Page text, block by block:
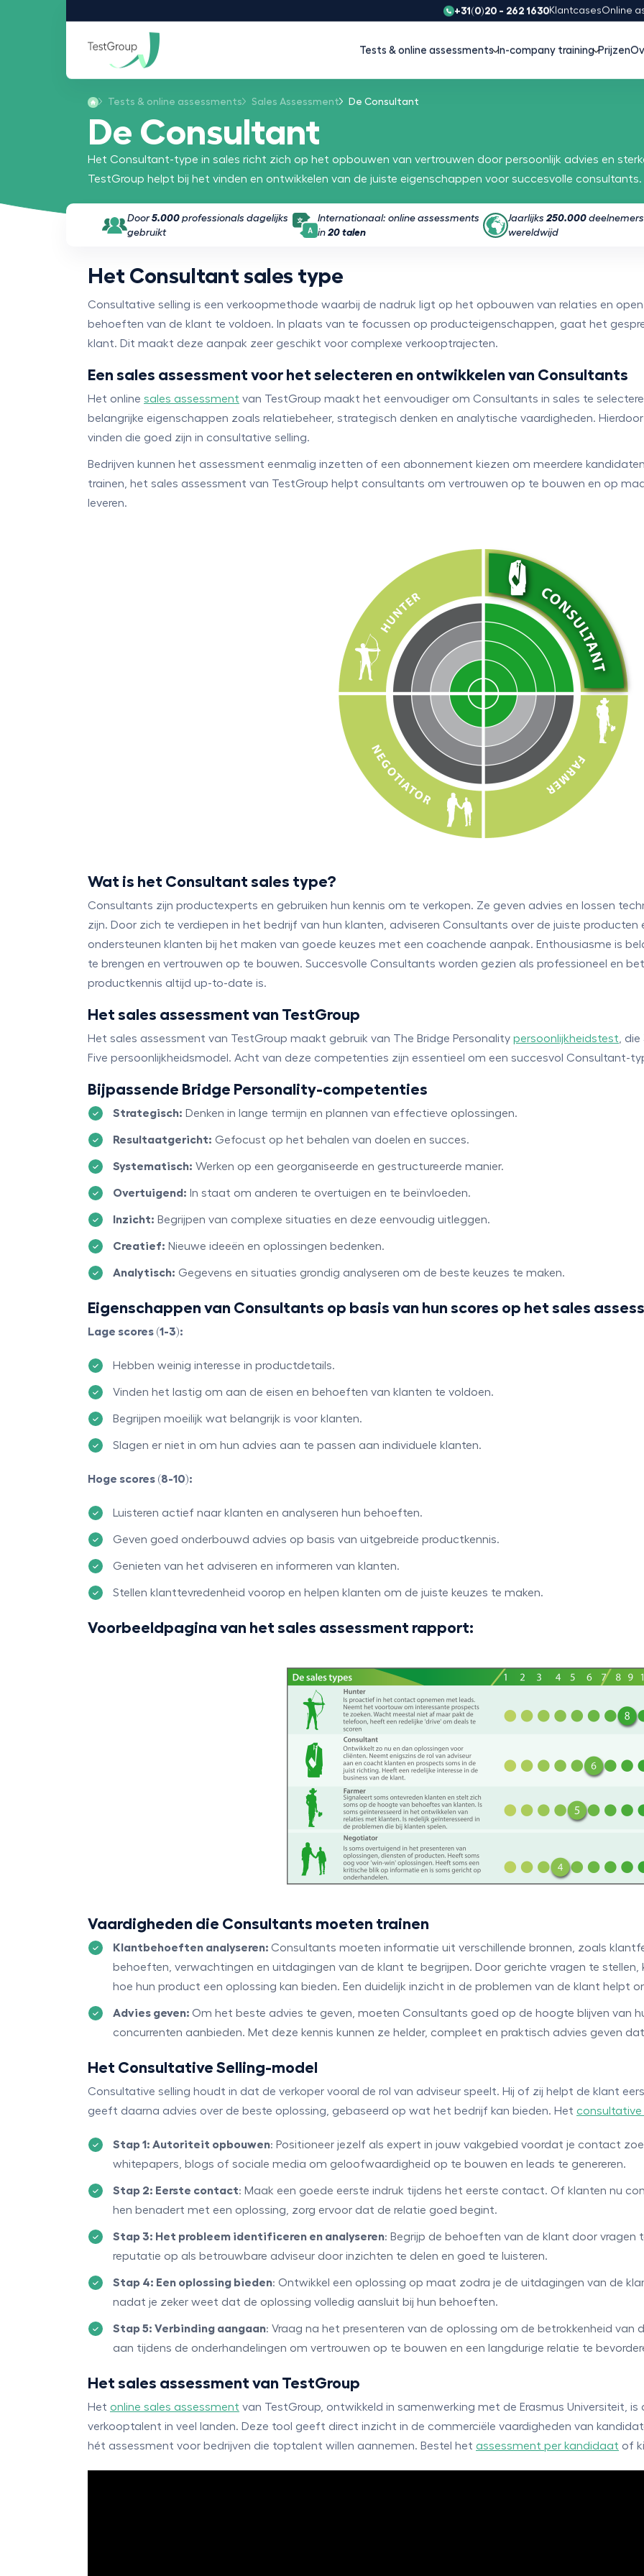
+31(0)20 - 262 1630KlantcasesOnline
Tests & online assessments In-company training Prijzen
Tests & online assessments Sales Assessment De Consultant
De Consultant
Het Consultant-type in sales richt zich op het opbouwen van vertrouwen door persoonlijk advies en
TestGroup helpt bij het vinden en ontwikkelen van de juiste eigenschappen voor succesvolle consultants.
Door5.000 professionals dagelijks
gebruikt
Internationaal: online assessments
in 20 talen
Jaarlijks 250.000 deelnemers
wereldwijd
Het Consultant sales type
Consultative selling is een verkoopmethode waarbij de nadruk ligt op het opbouwen van relaties en
behoeften van de klant te voldoen. In plaats van te focussen op producteigenschappen, gaat het
klant. Dit maakt deze aanpak zeer geschikt voor complexe verkooptrajecten.
Een sales assessment voor het selecteren en ontwikkelen van Consultants
Het online sales assessment van TestGroup maakt het eenvoudiger om Consultants in sales te
belangrijke eigenschappen zoals relatiebeheer, strategisch denken en analytische vaardigheden.
vinden die goed zijn in consultative selling.
Bedrijven kunnen het assessment eenmalig inzetten of een abonnement kiezen om meerdere
trainen, het sales assessment van TestGroup helpt consultants om vertrouwen op te bouwen en op
leveren.
Wat is het Consultant sales type?
Consultants zijn productexperts en gebruiken hun kennis om te verkopen. Ze geven advies en lossen
zijn. Door zich te verdiepen in het bedrijf van hun klanten, adviseren Consultants over de juiste producten
ondersteunen klanten bij het maken van goede keuzes met een coachende aanpak. Enthousiasme is
te brengen en vertrouwen op te bouwen. Succesvolle Consultants worden gezien als professioneel en
productkennis altijd up-to-date is.
Het sales assessment van TestGroup
Het sales assessment van TestGroup maakt gebruik van The Bridge Personality persoonlijkheidstest ,
Five persoonlijkheidsmodel. Acht van deze competenties zijn essentieel om een succesvol Consultant-
Bijpassende Bridge Personality-competenties
Strategisch: Denken in lange termijn en plannen van effectieve oplossingen.
Resultaatgericht: Gefocust op het behalen van doelen en succes.
Systematisch: Werken op een georganiseerde en gestructureerde manier.
Overtuigend: In staat om anderen te overtuigen en te beïnvloeden.
Inzicht: Begrijpen van complexe situaties en deze eenvoudig uitleggen.
Creatief: Nieuwe ideeën en oplossingen bedenken.
Analytisch: Gegevens en situaties grondig analyseren om de beste keuzes te maken.
Eigenschappen van Consultants op basis van hun scores op het sales
Lage scores (1-3):
Hebben weinig interesse in productdetails.
Vinden het lastig om aan de eisen en behoeften van klanten te voldoen.
Begrijpen moeilijk wat belangrijk is voor klanten.
Slagen er niet in om hun advies aan te passen aan individuele klanten.
Hoge scores (8-10):
Luisteren actief naar klanten en analyseren hun behoeften.
Geven goed onderbouwd advies op basis van uitgebreide productkennis.
Genieten van het adviseren en informeren van klanten.
Stellen klanttevredenheid voorop en helpen klanten om de juiste keuzes te maken.
Voorbeeldpagina van het sales assessment rapport:
Vaardigheden die Consultants moeten trainen
Klantbehoeften analyseren: Consultants moeten informatie uit verschillende bronnen, zoals
behoeften, verwachtingen en uitdagingen van de klant te begrijpen. Door gerichte vragen te
hoe hun product een oplossing kan bieden. Een duidelijk inzicht in de problemen van de klant helpt
Advies geven: Om het beste advies te geven, moeten Consultants goed op de hoogte blijven van
concurrenten aanbieden. Met deze kennis kunnen ze helder, compleet en praktisch advies geven
Het Consultative Selling-model
Consultative selling houdt in dat de verkoper vooral de rol van adviseur speelt. Hij of zij helpt de klant
geeft daarna advies over de beste oplossing, gebaseerd op wat het bedrijf kan bieden. Het consultative
Stap 1: Autoriteit opbouwen: Positioneer jezelf als expert in jouw vakgebied voordat je contact
whitepapers, blogs of sociale media om geloofwaardigheid op te bouwen en leads te genereren.
Stap 2: Eerste contact: Maak een goede eerste indruk tijdens het eerste contact. Of klanten nu
hen benadert met een oplossing, zorg ervoor dat de relatie goed begint.
Stap 3: Het probleem identificeren en analyseren: Begrijp de behoeften van de klant door vragen
reputatie op als betrouwbare adviseur door inzichten te delen en goed te luisteren.
Stap 4: Een oplossing bieden: Ontwikkel een oplossing op maat zodra je de uitdagingen van de
nadat je zeker weet dat de oplossing volledig aansluit bij hun behoeften.
Stap 5: Verbinding aangaan: Vraag na het presenteren van de oplossing om de betrokkenheid van
aan tijdens de onderhandelingen om vertrouwen op te bouwen en een langdurige relatie te
Het sales assessment van TestGroup
Het online sales assessment van TestGroup, ontwikkeld in samenwerking met de Erasmus Universiteit,
verkooptalent in veel landen. Deze tool geeft direct inzicht in de commerciële vaardigheden van
hét assessment voor bedrijven die toptalent willen aannemen. Bestel het assessment per kandidaat of